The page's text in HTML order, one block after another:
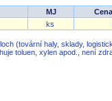
MJ
ks
(tovární haly, sklady,
toluen, xylen apod., není